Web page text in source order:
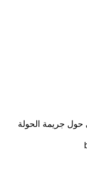
حول جريمة الحولة